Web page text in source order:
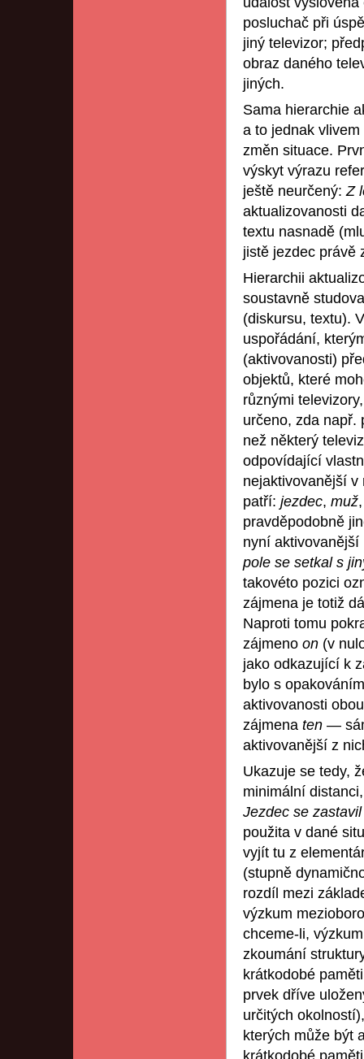
posluchač při
jiný televizor;
obraz daného
jiných.
Sama hierarchie
a to jednak
změn situace.
výskyt výrazu
ještě neurčený:Z
aktualizovanosti
textu nasnadě
jistě jezdec právě
Hierarchii
soustavně
(diskursu, textu).
uspořádání,
(aktivovanosti)
objektů, které
různými
určeno, zda např.
než některý
odpovídající
nejaktivovanější
patří: jezdec, muž
pravděpodobně
nyní
pole se setkal s
takovéto pozici
zájmena je totiž
Naproti tomu
zájmeno on (v
jako odkazující k
bylo s
aktivovanosti
zájmena ten —
aktivovanější z
Ukazuje se tedy,
minimální
Jezdec se
použita v dané
vyjít tu z
(stupně
rozdíl mezi
výzkum
chceme-li,
zkoumání
krátkodobé
prvek dříve
určitých
kterých může být
krátkodobé